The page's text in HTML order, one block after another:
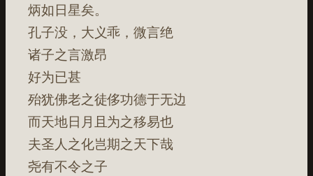
炳如日星矣。
孔子没，大义乖，微言绝
诸子之言激昂
好为已甚
殆犹佛老之徒侈功德于无边
而天地日月且为之移易也
夫圣人之化岂期之天下哉
尧有不令之子